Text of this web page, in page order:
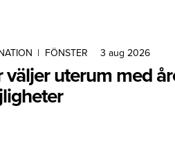
| FÖNSTER 3 aug 2026
väljer uterum med